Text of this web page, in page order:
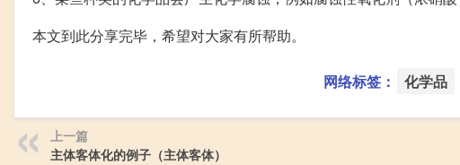
本文到此分享完毕，希望对大家有所帮助。
网络标签： 化学品
上一篇
主体客体化的例子（主体客体）